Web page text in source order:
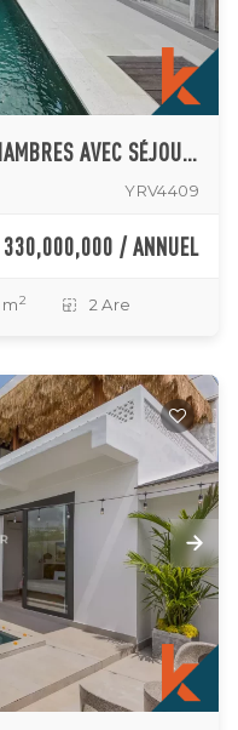
VILLA CLÉ EN MAIN DE DEUX CHAMBRES AVEC SÉJOUR FERMÉ À UMALAS
YRV4409
/ ANNUEL
m 2 2 Are